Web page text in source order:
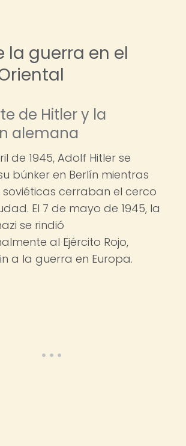
la guerra en el
de Hitler y la
alemana
de 1945, Adolf Hitler se
búnker en Berlín mientras
soviéticas cerraban el cerco
El 7 de mayo de 1945, la
se rindió
al Ejército Rojo,
a la guerra en Europa.